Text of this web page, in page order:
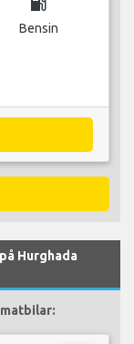
Bensin
Hurghada